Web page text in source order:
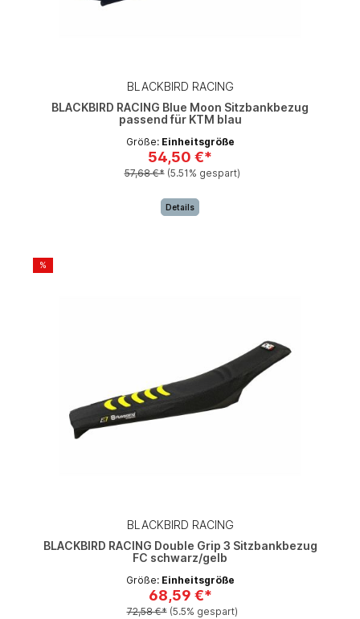
BLACKBIRD RACING
BLACKBIRD RACING Blue Moon Sitzbankbezug
passend für KTM blau
Größe: Einheitsgröße
54,50 €*
57,68 €* (5.51% gespart)
Details
%
BLACKBIRD RACING
BLACKBIRD RACING Double Grip 3 Sitzbankbezug
FC schwarz/gelb
Größe: Einheitsgröße
68,59 €*
72,58 €* (5.5% gespart)